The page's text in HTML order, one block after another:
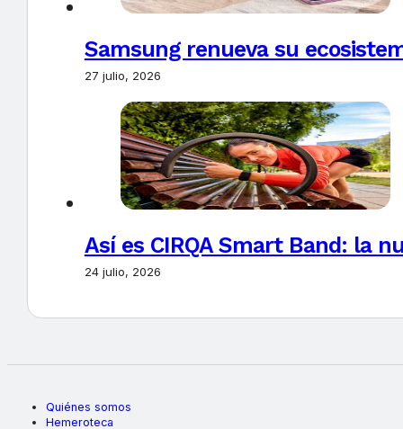
Samsung renueva su
27 julio, 2026
Así es CIRQA Smart Band: la
24 julio, 2026
Quiénes somos
Hemeroteca